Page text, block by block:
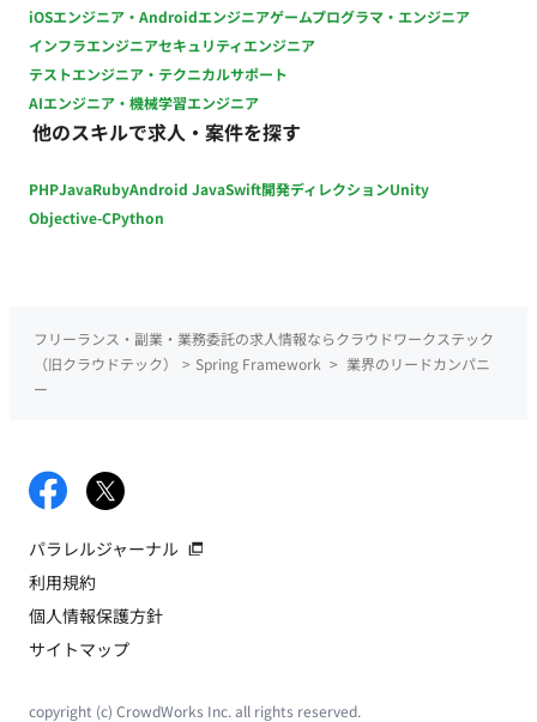
iOSエンジニア・Androidエンジニアゲームプログラマ・エンジニア
インフラエンジニアセキュリティエンジニア
テストエンジニア・テクニカルサポート
AIエンジニア・機械学習エンジニア
他のスキルで求人・案件を探す
PHPJavaRubyAndroid JavaSwift開発ディレクションUnity
Objective-CPython
フリーランス・副業・業務委託の求人情報ならクラウドワークステック
（旧クラウドテック）
> Spring Framework > 業界のリードカンパニ
ー
パラレルジャーナル
利用規約
個人情報保護方針
サイトマップ
copyright (c) CrowdWorks Inc. all rights reserved.